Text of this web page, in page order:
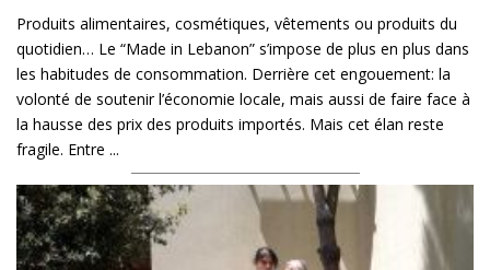
Produits alimentaires, cosmétiques, vêtements ou produits du
quotidien… Le “Made in Lebanon” s’impose de plus en plus dans
les habitudes de consommation. Derrière cet engouement: la
volonté de soutenir l’économie locale, mais aussi de faire face à
la hausse des prix des produits importés. Mais cet élan reste
fragile. Entre ...